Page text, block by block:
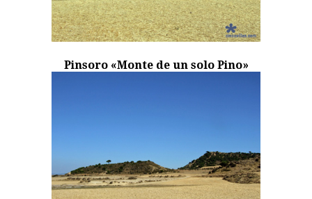
Pinsoro «Monte de un solo Pino»